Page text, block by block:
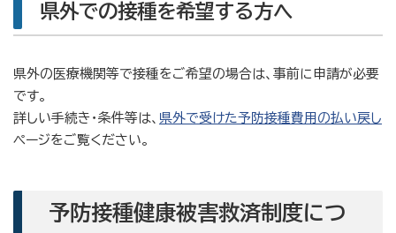
県外での接種を希望する方へ
県外の医療機関等で接種をご希望の場合は、事前に申請が必要
です。
詳しい手続き・条件等は、 県外で受けた予防接種費用の払い戻し
ページをご覧ください。
予防接種健康被害救済制度につ